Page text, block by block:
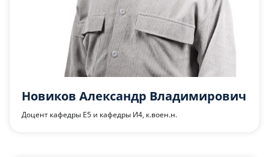
Новиков Александр Владимирович
Доцент кафедры Е5 и кафедры И4, к.воен.н.